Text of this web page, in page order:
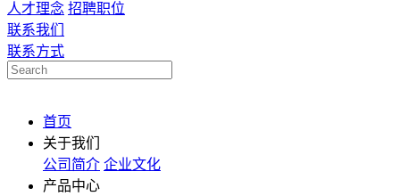
人才理念 招聘职位
联系我们
联系方式
首页
关于我们
公司简介 企业文化
产品中心